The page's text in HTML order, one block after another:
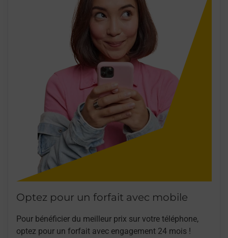
Optez pour un forfait avec mobile
Pour bénéficier du meilleur prix sur votre téléphone,
optez pour un forfait avec engagement 24 mois !